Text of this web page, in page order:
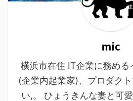
mic
横浜市在住 IT企業に務める
(企業内起業家)、プロダク
い,。 ひょうきんな妻と可